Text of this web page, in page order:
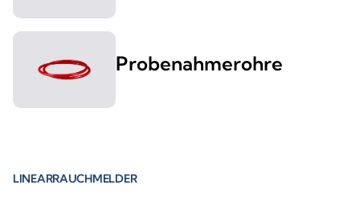
Probenahmerohre
LINEARRAUCHMELDER